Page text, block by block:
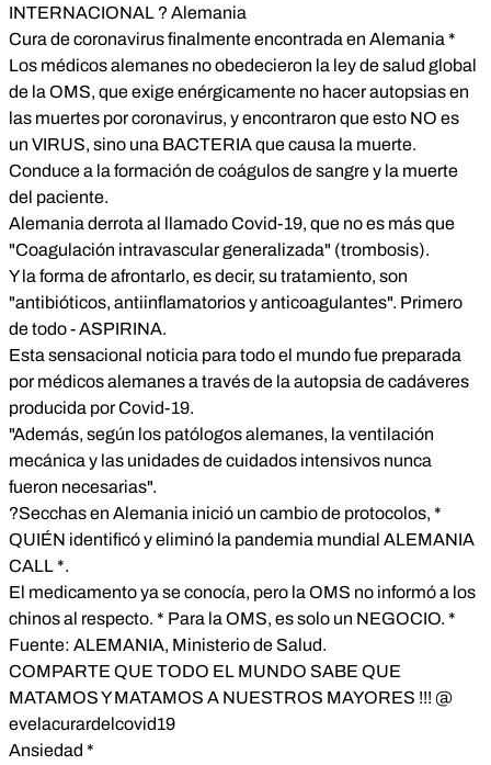
INTERNACIONAL ? Alemania
Cura de coronavirus finalmente encontrada en Alemania *
Los médicos alemanes no obedecieron la ley de salud global
de la OMS, que exige enérgicamente no hacer autopsias en
las muertes por coronavirus, y encontraron que esto NO es
un VIRUS, sino una BACTERIA que causa la muerte.
Conduce a la formación de coágulos de sangre y la muerte
del paciente.
Alemania derrota al llamado Covid-19, que no es más que
"Coagulación intravascular generalizada" (trombosis).
Y la forma de afrontarlo, es decir, su tratamiento, son
"antibióticos, antiinflamatorios y anticoagulantes". Primero
de todo - ASPIRINA.
Esta sensacional noticia para todo el mundo fue preparada
por médicos alemanes a través de la autopsia de cadáveres
producida por Covid-19.
"Además, según los patólogos alemanes, la ventilación
mecánica y las unidades de cuidados intensivos nunca
fueron necesarias".
?Secchas en Alemania inició un cambio de protocolos, *
QUIÉN identificó y eliminó la pandemia mundial ALEMANIA
CALL *.
El medicamento ya se conocía, pero la OMS no informó a los
chinos al respecto. * Para la OMS, es solo un NEGOCIO. *
Fuente: ALEMANIA, Ministerio de Salud.
COMPARTE QUE TODO EL MUNDO SABE QUE
MATAMOS Y MATAMOS A NUESTROS MAYORES !!! @
evelacurardelcovid19
Ansiedad *